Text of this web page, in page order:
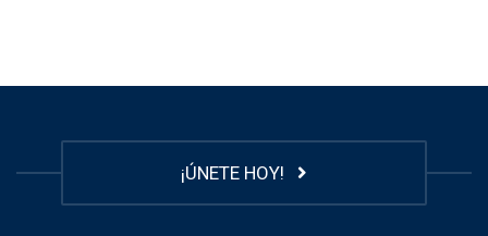
¡ÚNETE HOY!